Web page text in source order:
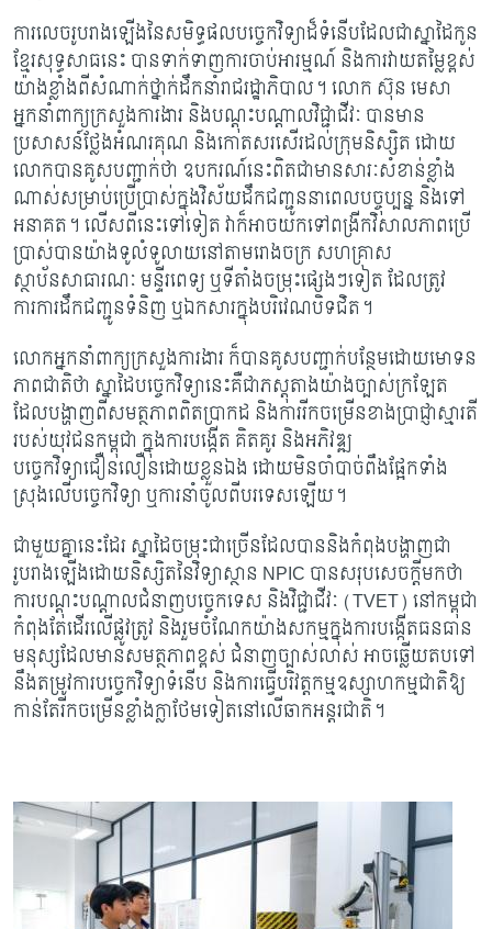
ការលេចរូបរាងឡើងនៃសមិទ្ធផលបច្ចេកវិទ្យាដ៏ទំនើបដែលជាស្នាដៃកូន
ខ្មែរសុទ្ធសាធនេះ បានទាក់ទាញការចាប់អារម្មណ៍ និងការវាយតម្លៃខ្ពស់
យ៉ាងខ្លាំងពីសំណាក់ថ្នាក់ដឹកនាំរាជរដ្ឋាភិបាល។ លោក ស៊ុន មេសា
អ្នកនាំពាក្យក្រសួងការងារ និងបណ្តុះបណ្តាលវិជ្ជាជីវៈ បានមាន
ប្រសាសន៍ថ្លែងអំណរគុណ និងកោតសរសើរដល់ក្រុមនិស្សិត ដោយ
លោកបានគូសបញ្ជាក់ថា ឧបករណ៍នេះពិតជាមានសារៈសំខាន់ខ្លាំង
ណាស់សម្រាប់ប្រើប្រាស់ក្នុងវិស័យដឹកជញ្ជូននាពេលបច្ចុប្បន្ន និងទៅ
អនាគត។ លើសពីនេះទៅទៀត វាក៏អាចយកទៅពង្រីកវិសាលភាពប្រើ
ប្រាស់បានយ៉ាងទូលំទូលាយនៅតាមរោងចក្រ សហគ្រាស
ស្ថាប័នសាធារណៈ មន្ទីរពេទ្យ ឬទីតាំងចម្រុះផ្សេងៗទៀត ដែលត្រូវ
ការការដឹកជញ្ជូនទំនិញ ឬឯកសារក្នុងបរិវេណបិទជិត។
លោកអ្នកនាំពាក្យក្រសួងការងារ ក៏បានគូសបញ្ជាក់បន្ថែមដោយមោទន
ភាពជាតិថា ស្នាដៃបច្ចេកវិទ្យានេះគឺជាភស្តុតាងយ៉ាងច្បាស់ក្រឡែត
ដែលបង្ហាញពីសមត្ថភាពពិតប្រាកដ និងការរីកចម្រើនខាងប្រាជ្ញាស្មារតី
របស់យុវជនកម្ពុជា ក្នុងការបង្កើត គិតគូរ និងអភិវឌ្ឍ
បច្ចេកវិទ្យាជឿនលឿនដោយខ្លួនឯង ដោយមិនចាំបាច់ពឹងផ្អែកទាំង
ស្រុងលើបច្ចេកវិទ្យា ឬការនាំចូលពីបរទេសឡើយ។
ជាមួយគ្នានេះដែរ ស្នាដៃចម្រុះជាច្រើនដែលបាននិងកំពុងបង្ហាញជា
រូបរាងឡើងដោយនិស្សិតនៃវិទ្យាស្ថាន NPIC បានសរុបសេចក្តីមកថា
ការបណ្តុះបណ្តាលជំនាញបច្ចេកទេស និងវិជ្ជាជីវៈ (TVET) នៅកម្ពុជា
កំពុងតែដើរលើផ្លូវត្រូវ និងរួមចំណែកយ៉ាងសកម្មក្នុងការបង្កើតធនធាន
មនុស្សដែលមានសមត្ថភាពខ្ពស់ ជំនាញច្បាស់លាស់ អាចឆ្លើយតបទៅ
នឹងតម្រូវការបច្ចេកវិទ្យាទំនើប និងការធ្វើបរិវត្តកម្មឧស្សាហកម្មជាតិឱ្យ
កាន់តែរីកចម្រើនខ្លាំងក្លាថែមទៀតនៅលើឆាកអន្តរជាតិ។